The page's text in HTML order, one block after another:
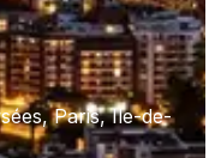
Paris, Ile-de-